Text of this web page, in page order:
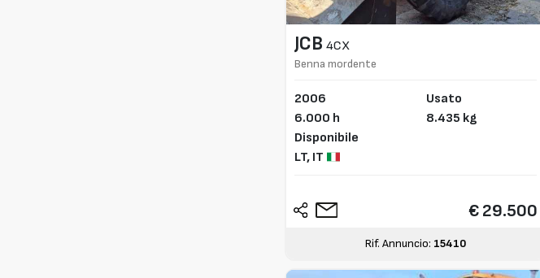
JCB 4CX
Benna mordente
2006
6.000 h
Disponibile
LT,IT
Usato
8.435 kg
€ 29.500
Rif. Annuncio: 15410